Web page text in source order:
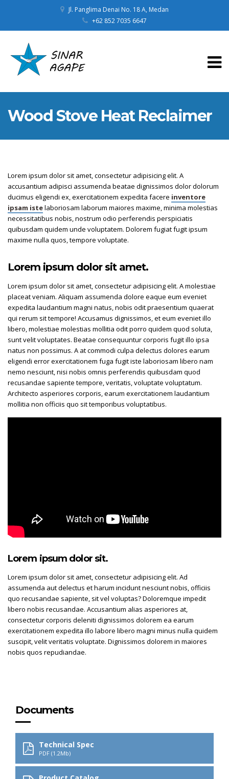
Jl. Panglima Denai No. 18 A, Medan
+62 852 7035 6647
Wood Stove Heat Reclaimer
Lorem ipsum dolor sit amet, consectetur adipisicing elit. A
accusantium adipisci assumenda beatae dignissimos dolor dolorum
ducimus eligendi ex, exercitationem expedita facere inventore
ipsam istelaboriosam laborum maiores maxime, minima molestias
necessitatibus nobis, nostrum odio perferendis perspiciatis
quibusdam quidem unde voluptatem. Dolorem fugiat fugit ipsum
maxime nulla quos, tempore voluptate.
Lorem ipsum dolor sit amet.
Lorem ipsum dolor sit amet, consectetur adipisicing elit. A molestiae
placeat veniam. Aliquam assumenda dolore eaque eum eveniet
expedita laudantium magni natus, nobis odit praesentium quaerat
qui rerum sit tempore! Accusamus dignissimos, et eum eveniet illo
libero, molestiae molestias mollitia odit porro quidem quod soluta,
sunt velit voluptates. Beatae consequuntur corporis fugit illo ipsa
natus non possimus. A at commodi culpa delectus dolores earum
eligendi error exercitationem fuga fugit iste laboriosam libero nam
nemo nesciunt, nisi nobis omnis perferendis quibusdam quod
recusandae sapiente tempore, veritatis, voluptate voluptatum.
Architecto asperiores corporis, earum exercitationem laudantium
mollitia non officiis quo sit temporibus voluptatibus.
Lorem ipsum dolor sit.
Lorem ipsum dolor sit amet, consectetur adipisicing elit. Ad
assumenda aut delectus et harum incidunt nesciunt nobis, officiis
quo recusandae sapiente, sit vel voluptas? Doloremque impedit
libero nobis recusandae. Accusantium alias asperiores at,
consectetur corporis deleniti dignissimos dolorem ea earum
exercitationem expedita illo labore libero magni minus nulla quidem
suscipit, velit veritatis voluptate. Dignissimos dolorem in maiores
nobis quos repudiandae.
Documents
Technical Spec
PDF (1.2Mb)